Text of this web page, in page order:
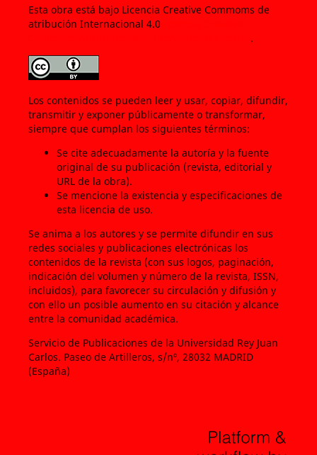
Esta obra está bajo Licencia Creative Commoms de
atribución Internacional 4.0
.
Los contenidos se pueden leer y usar, copiar, difundir,
transmitir y exponer públicamente o transformar,
siempre que cumplan los siguientes términos:
Se cite adecuadamente la autoría y la fuente
original de su publicación (revista, editorial y
URL de la obra).
Se mencione la existencia y especificaciones de
esta licencia de uso.
Se anima a los autores y se permite difundir en sus
redes sociales y publicaciones electrónicas los
contenidos de la revista (con sus logos, paginación,
indicación del volumen y número de la revista, ISSN,
incluidos), para favorecer su circulación y difusión y
con ello un posible aumento en su citación y alcance
entre la comunidad académica.
Servicio de Publicaciones de la Universidad Rey Juan
Carlos. Paseo de Artilleros, s/nº, 28032 MADRID
(España)